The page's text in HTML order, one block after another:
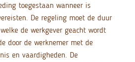
toegestaan wanneer is
De regeling moet de duur
de werkgever geacht wordt
door de werknemer met de
en vaardigheden. De